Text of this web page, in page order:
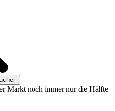
Markt noch immer nur die Hälfte